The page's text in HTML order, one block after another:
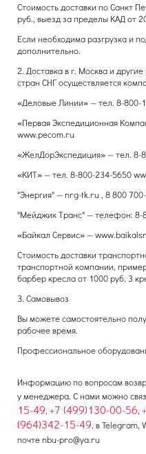
Стоимость доставки по Санкт
руб., выезд за пределы КАД от
Если необходима разгрузка и
дополнительно.
2. Доставка в г. Москва и
стран СНГ осуществляется
«Деловые Линии» — тел. 8-800-
«Первая Экспедиционная
www.pecom.ru
«ЖелДорЭкспедиция» — тел. 8-
«КИТ» — тел. 8-800-234-5650
"Энергия" — nrg-tk.ru , 8 800
"Мейджик Транс" — телефон:
«Байкал Сервис» —
Стоимость доставки
транспортной компании,
барбер кресла от 1000 руб, 3
3. Самовывоз
Вы можете самостоятельно
рабочее время.
Профессиональное
Информацию по вопросам
у менеджера. С нами можно
15-49, +7 (499)130-00-56,
(964)342-15-49, в Telegram,
почтеnbu-pro@ya.ru